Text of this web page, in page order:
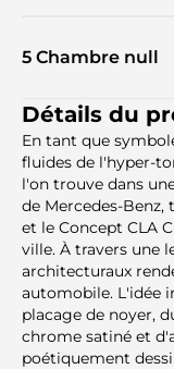
5 Chambre null
Détails du
En tant que
fluides de l'hyper-
l'on trouve dans
de Mercedes-
et le Concept CLA
ville. À travers une
architecturaux
automobile. L'idée
placage de noyer,
chrome satiné et
poétiquement